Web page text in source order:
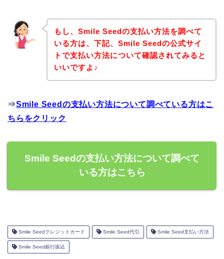
もし、Smile Seedの支払い方法を調べて
いる方は、下記、Smile Seedの公式サイ
トで支払い方法について確認されてみると
いいですよ♪
⇒Smile Seedの支払い方法について調べている方はこ
ちらをクリック
Smile Seedの支払い方法について調べて
いる方はこちら
Smile Seedクレジットカード Smile Seed代引 Smile Seed支払い方法
Smile Seed銀行振込